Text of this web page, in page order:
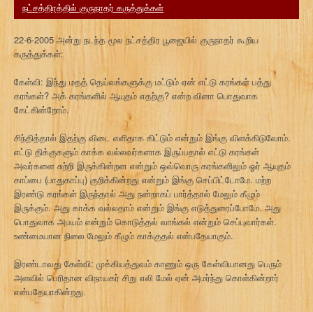
நட்சத்திரத்தில் குருநாதர் கருத்துக்கள்
22-6-2005 அன்று நடந்த மூல நட்சத்திர பூஜையில் குருநாதர் கூறிய
கருத்துக்கள்:
கேள்வி: இந்து மதத் தெய்வங்களுக்கு மட்டும் ஏன் எட்டு கரங்கள் பத்து
கரங்கள்? அக் கரங்களில் ஆயுதம் எதற்கு? என்ற வினா பொதுவாக
கேட்கின்றோம்.
சிந்தித்தால் இதற்கு விடை எளிதாக கிட்டும் என்றும் இங்கு விளக்கிடுவோம்.
எட்டு திக்குகளும் காக்க வல்லவர்களாக இருப்பதால் எட்டு கரங்கள்
அவர்களை சுற்றி இருக்கின்றன என்றும் ஒவ்வொரு கரங்களிலும் ஓர் ஆயுதம்
காப்பை (பாதுகாப்பு) குறிக்கின்றது என்றும் இங்கு செப்பிட்டோமே. மற்ற
இரண்டு கரங்கள் இருந்தால் அது நன்றாகப் பார்த்தால் மேலும் கீழும்
இருக்கும். அது காக்க வல்லதாம் என்றும் இங்கு எடுத்துரைப்போமே. அது
பொதுவாக அபயம் என்றும் கொடுத்தல் வாங்கல் என்றும் செப்புவார்கள்.
உண்மையான நிலை மேலும் கீழும் காக்குதல் என்பதேயாகும்.
இரண்டாவது கேள்வி: முக்கியத்துவம் காணும் ஒரு கேள்வியானது பெரும்
அளவில் பெரிதான விநாயகர் சிறு எலி மேல் ஏன் அமர்ந்து கொள்கின்றார்
என்பதேயாகின்றது.